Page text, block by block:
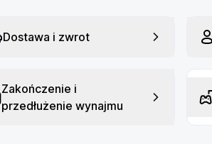
Kompresja obrazu: H.264
Rozdzielczość wideo: 2560x1440
Ilość klatek: 50
Obsługa kart pamięci: tak
Dostawa i zwrot
Zakończenie i
przedłużenie wynajmu